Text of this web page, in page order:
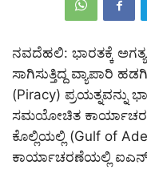
ನವದೆಹಲಿ: ಭಾರತಕ್ಕೆ
ಸಾಗಿಸುತ್ತಿದ್ದ ವ್ಯಾಪಾರಿ
(Piracy) ಪ್ರಯತ್ನವನ್ನು
ಸಮಯೋಚಿತ
ಕೊಲ್ಲಿಯಲ್ಲಿ (Gulf of
ಕಾರ್ಯಾಚರಣೆಯಲ್ಲಿ